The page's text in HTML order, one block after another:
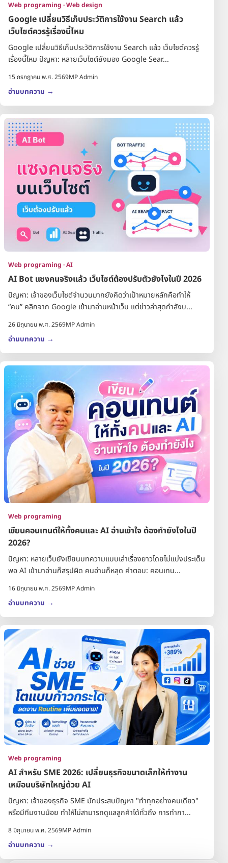
Web programing · Web design
Google เปลี่ยนวิธีเก็บประวัติการใช้งาน Search แล้ว
เว็บไซต์ควรรู้เรื่องนี้ไหม
Google เปลี่ยนวิธีเก็บประวัติการใช้งาน Search แล้ว เว็บไซต์ควรรู้
เรื่องนี้ไหม ปัญหา: หลายเว็บไซต์ยังมอง Google Sear...
15 กรกฎาคม พ.ศ. 2569MP Admin
อ่านบทความ →
Web programing · AI
AI Bot แซงคนจริงแล้ว เว็บไซต์ต้องปรับตัวยังไงในปี 2026
ปัญหา: เจ้าของเว็บไซต์จำนวนมากยังคิดว่าเป้าหมายหลักคือทำให้
“คน” คลิกจาก Google เข้ามาอ่านหน้าเว็บ แต่ข่าวล่าสุดกำลังบ...
26 มิถุนายน พ.ศ. 2569MP Admin
อ่านบทความ →
Web programing
เขียนคอนเทนต์ให้ทั้งคนและ AI อ่านเข้าใจ ต้องทำยังไงในปี
2026?
ปัญหา: หลายเว็บยังเขียนบทความแบบเล่าเรื่องยาวโดยไม่แบ่งประเด็น
พอ AI เข้ามาอ่านก็สรุปผิด คนอ่านก็หลุด คำตอบ: คอนเทน...
16 มิถุนายน พ.ศ. 2569MP Admin
อ่านบทความ →
Web programing
AI สำหรับ SME 2026: เปลี่ยนธุรกิจขนาดเล็กให้ทำงาน
เหมือนบริษัทใหญ่ด้วย AI
ปัญหา: เจ้าของธุรกิจ SME มักประสบปัญหา "ทำทุกอย่างคนเดียว"
หรือมีทีมงานน้อย ทำให้ไม่สามารถดูแลลูกค้าได้ทั่วถึง การทำกา...
8 มิถุนายน พ.ศ. 2569MP Admin
อ่านบทความ →